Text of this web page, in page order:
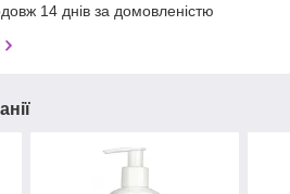
14 днів за домовленістю